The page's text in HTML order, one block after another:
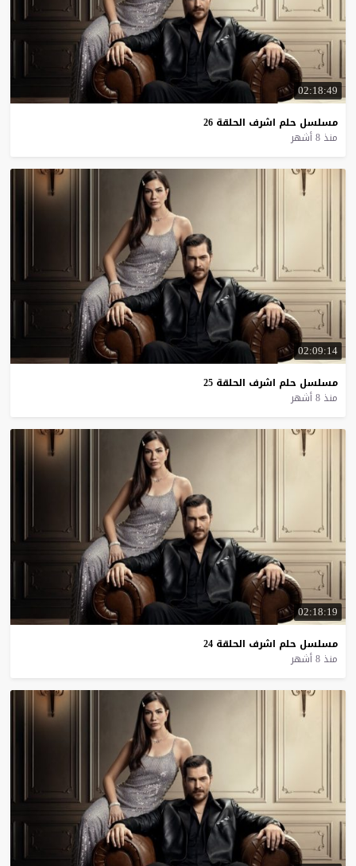
02:18:49
مسلسل حلم اشرف الحلقة 26
منذ 8 أشهر
02:09:14
مسلسل حلم اشرف الحلقة 25
منذ 8 أشهر
02:18:19
مسلسل حلم اشرف الحلقة 24
منذ 8 أشهر